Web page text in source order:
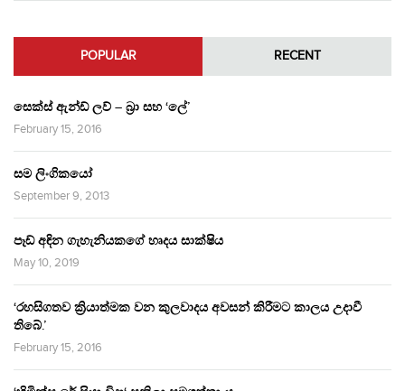
POPULAR RECENT
සෙක්ස් ඇන්ඩ් ලව් – බ්‍රා සහ ‘ලේ’
February 15, 2016
සම ලිංගිකයෝ
September 9, 2013
පෑඩ් අඳින ගැහැනියකගේ හෘදය සාක්ෂිය
May 10, 2019
‘රහසිගතව ක්‍රියාත්මක වන කුලවාදය අවසන් කිරීමට කාලය උදාවී
තිබේ.’
February 15, 2016